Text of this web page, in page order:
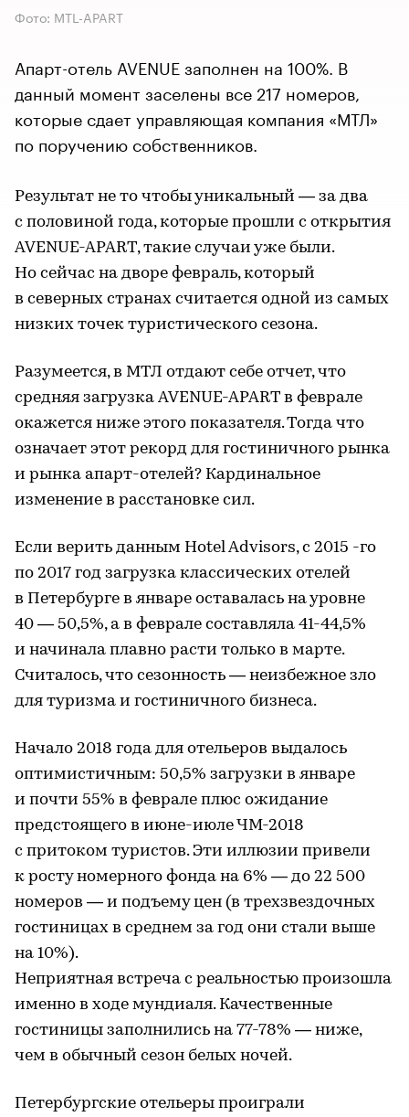
Фото: MTL-APART
Апарт-отель AVENUE заполнен на 100%. В
данный момент заселены все 217 номеров,
которые сдает управляющая компания «МТЛ»
по поручению собственников.
Результат не то чтобы уникальный — за два
с половиной года, которые прошли с открытия
AVENUE-APART, такие случаи уже были.
Но сейчас на дворе февраль, который
в северных странах считается одной из самых
низких точек туристического сезона.
Разумеется, в МТЛ отдают себе отчет, что
средняя загрузка AVENUE-APART в феврале
окажется ниже этого показателя. Тогда что
означает этот рекорд для гостиничного рынка
и рынка апарт-отелей? Кардинальное
изменение в расстановке сил.
Если верить данным Hotel Advisors, с 2015 -го
по 2017 год загрузка классических отелей
в Петербурге в январе оставалась на уровне
40 — 50,5%, а в феврале составляла 41-44,5%
и начинала плавно расти только в марте.
Считалось, что сезонность — неизбежное зло
для туризма и гостиничного бизнеса.
Начало 2018 года для отельеров выдалось
оптимистичным: 50,5% загрузки в январе
и почти 55% в феврале плюс ожидание
предстоящего в июне-июле ЧМ-2018
с притоком туристов. Эти иллюзии привели
к росту номерного фонда на 6% — до 22 500
номеров — и подъему цен (в трехзвездочных
гостиницах в среднем за год они стали выше
на 10%).
Неприятная встреча с реальностью произошла
именно в ходе мундиаля. Качественные
гостиницы заполнились на 77-78% — ниже,
чем в обычный сезон белых ночей.
Петербургские отельеры проиграли